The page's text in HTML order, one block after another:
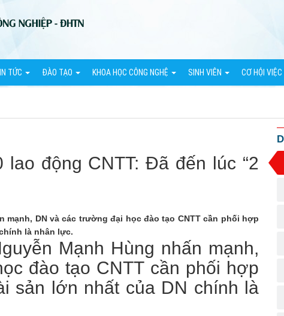
TỨC ĐÀO TẠO KHOA HỌC CÔNG NGHỆ SINH VIÊN CƠ HỘI VIỆC
lao động CNTT: Đã đến lúc “2
mạnh, DN và các trường đại học đào tạo CNTT cần phối hợp
là nhân lực.
Mạnh Hùng nhấn mạnh,
đào tạo CNTT cần phối hợp
sản lớn nhất của DN chính là